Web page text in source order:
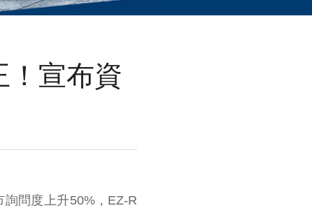
！宣布資
問度上升50%，EZ-R